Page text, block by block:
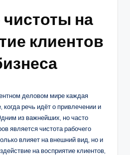
на
клиентов
деловом мире каждая
когда речь идёт о привлечении и
из важнейших, но часто
является чистота рабочего
влияет на внешний вид, но и
на восприятие клиентов,